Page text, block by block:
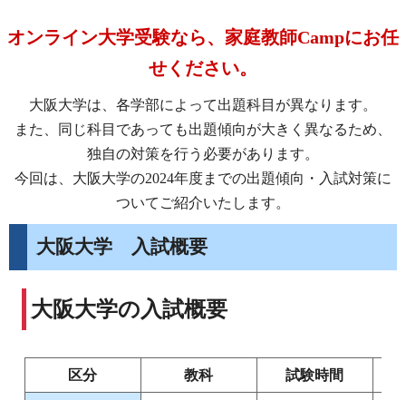
オンライン大学受験なら、家庭教師Campにお任
せください。
大阪大学は、各学部によって出題科目が異なります。
また、同じ科目であっても出題傾向が大きく異なるため、
独自の対策を行う必要があります。
今回は、大阪大学の2024年度までの出題傾向・入試対策に
ついてご紹介いたします。
大阪大学 入試概要
大阪大学の入試概要
区分 教科 試験時間